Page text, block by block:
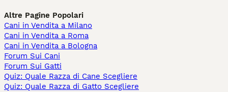
Altre Pagine Popolari
Cani in Vendita a Milano
Cani in Vendita a Roma
Cani in Vendita a Bologna
Forum Sui Cani
Forum Sui Gatti
Quiz: Quale Razza di Cane Scegliere
Quiz: Quale Razza di Gatto Scegliere